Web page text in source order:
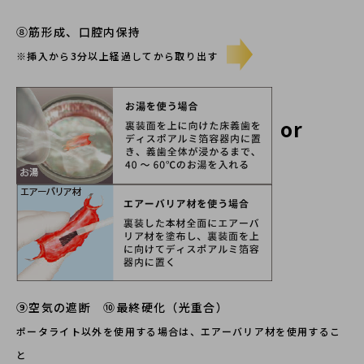
⑧筋形成、⼝腔内保持
※挿⼊から3分以上経過してから取り出す
or
⑨空気の遮断 ⑩最終硬化（光重合）
ポータライト以外を使⽤する場合は、エアーバリア材を使⽤するこ
と